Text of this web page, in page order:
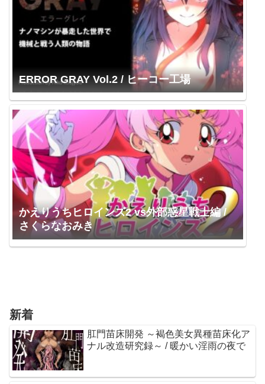
ERROR GRAY Vol.2 / ヒーコー工場
かえりうちヒロインズ2 vs外部惑星戦士編 /
さくらなおみき
新着
肛門苗床開発 ～褐色美女異種苗床化ア
ナル改造研究録～ / 暖かい淫雨の夜で